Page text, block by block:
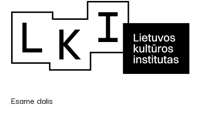
Esame dalis